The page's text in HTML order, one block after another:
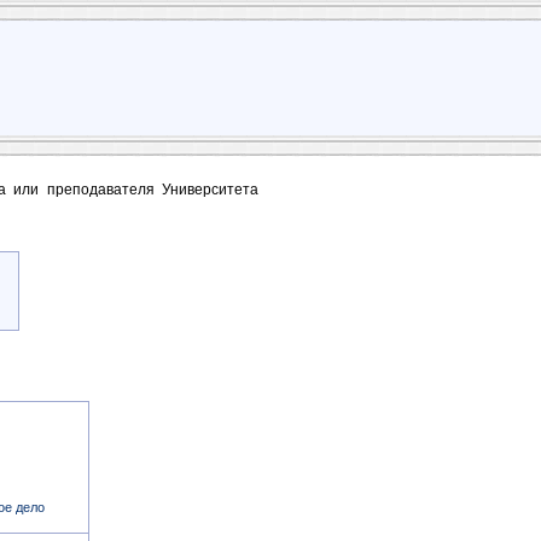
или преподавателя Университета
дело